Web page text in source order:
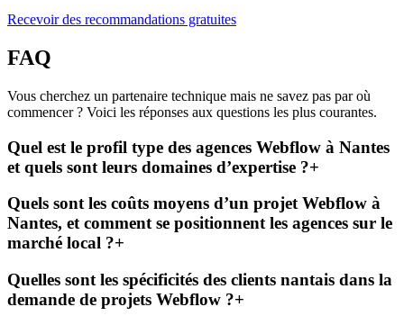
Recevoir des recommandations gratuites
FAQ
Vous cherchez un partenaire technique mais ne savez pas par où
commencer ? Voici les réponses aux questions les plus courantes.
Quel est le profil type des agences Webflow à Nantes
et quels sont leurs domaines d’expertise ?+
Quels sont les coûts moyens d’un projet Webflow à
Nantes, et comment se positionnent les agences sur le
marché local ?+
Quelles sont les spécificités des clients nantais dans la
demande de projets Webflow ?+